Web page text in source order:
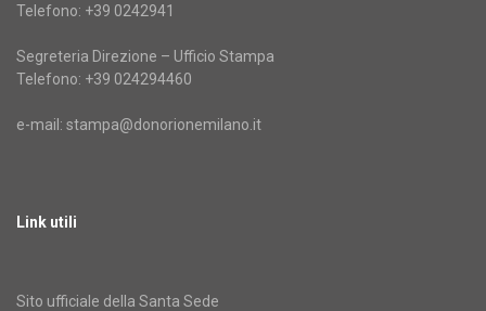
Telefono: +39 0242941
Segreteria Direzione – Ufficio Stampa
Telefono: +39 024294460
e-mail: stampa@donorionemilano.it
Link utili
Sito ufficiale della Santa Sede